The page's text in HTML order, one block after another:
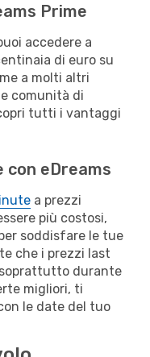
Prime
accedere a
di euro su
a molti altri
comunità di
tutti i vantaggi
eDreams
a prezzi
più costosi,
soddisfare le tue
che i prezzi last
durante
migliori, ti
le date del tuo